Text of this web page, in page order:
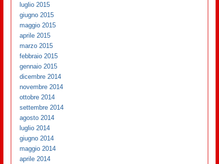
luglio 2015
giugno 2015
maggio 2015
aprile 2015
marzo 2015
febbraio 2015
gennaio 2015
dicembre 2014
novembre 2014
ottobre 2014
settembre 2014
agosto 2014
luglio 2014
giugno 2014
maggio 2014
aprile 2014